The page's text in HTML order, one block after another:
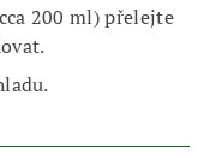
200 ml) přelejte